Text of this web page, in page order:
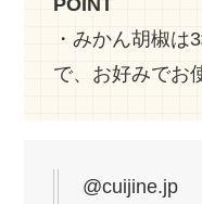
POINT
・みかん胡椒は
で、お好みでお
@cuijine.jp